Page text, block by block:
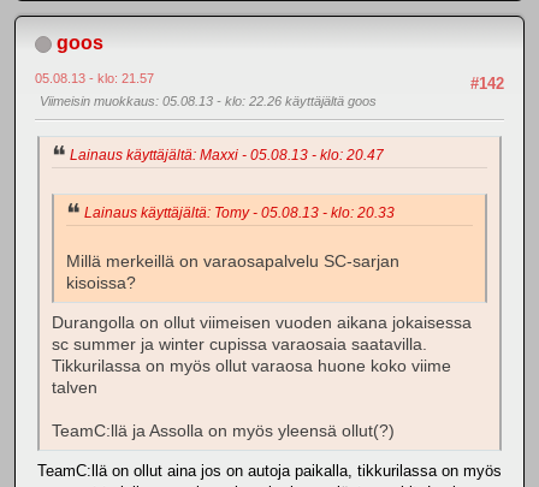
goos
#142
05.08.13 - klo: 21.57
Viimeisin muokkaus: 05.08.13 - klo: 22.26 käyttäjältä goos
Lainaus käyttäjältä: Maxxi - 05.08.13 - klo: 20.47
Lainaus käyttäjältä: Tomy - 05.08.13 - klo: 20.33
Millä merkeillä on varaosapalvelu SC-sarjan
kisoissa?
Durangolla on ollut viimeisen vuoden aikana jokaisessa
sc summer ja winter cupissa varaosaia saatavilla.
Tikkurilassa on myös ollut varaosa huone koko viime
talven
TeamC:llä ja Assolla on myös yleensä ollut(?)
TeamC:llä on ollut aina jos on autoja paikalla, tikkurilassa on myös